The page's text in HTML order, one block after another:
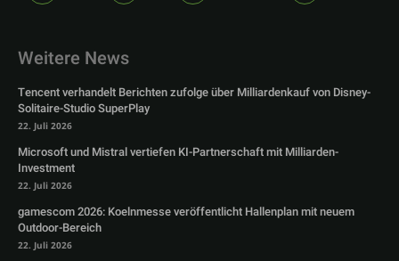
Weitere News
Tencent verhandelt Berichten zufolge über Milliardenkauf von Disney-
Solitaire-Studio SuperPlay
22. Juli 2026
Microsoft und Mistral vertiefen KI-Partnerschaft mit Milliarden-
Investment
22. Juli 2026
gamescom 2026: Koelnmesse veröffentlicht Hallenplan mit neuem
Outdoor-Bereich
22. Juli 2026